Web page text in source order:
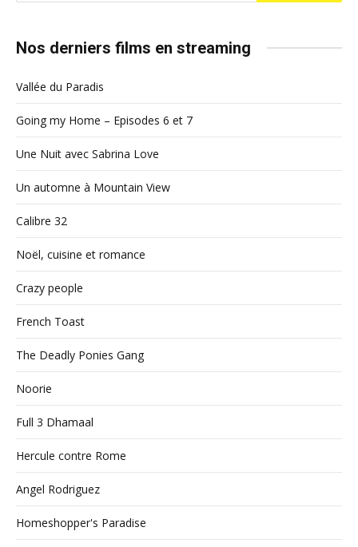
Nos derniers films en streaming
Vallée du Paradis
Going my Home – Episodes 6 et 7
Une Nuit avec Sabrina Love
Un automne à Mountain View
Calibre 32
Noël, cuisine et romance
Crazy people
French Toast
The Deadly Ponies Gang
Noorie
Full 3 Dhamaal
Hercule contre Rome
Angel Rodriguez
Homeshopper's Paradise